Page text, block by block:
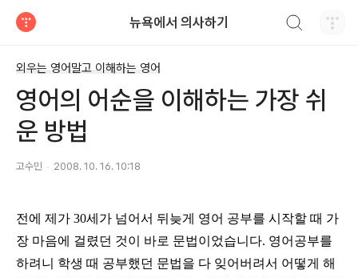
뉴욕에서 의사하기
외우는 영어말고 이해하는 영어
영어의 어순을 이해하는 가장 쉬
운 방법
고수민 2008. 10. 16. 10:18
전에 제가 30세가 넘어서 뒤늦게 영어 공부를 시작할 때 가
장 마음에 걸렸던 것이 바로 문법이었습니다. 영어공부를
하려니 학생 때 공부했던 문법을 다 잊어버려서 어떻게 해